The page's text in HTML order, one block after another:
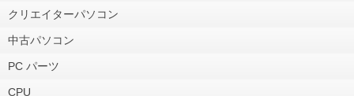
クリエイターパソコン
中古パソコン
PC パーツ
CPU